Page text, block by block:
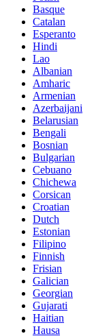
Basque
Catalan
Esperanto
Hindi
Lao
Albanian
Amharic
Armenian
Azerbaijani
Belarusian
Bengali
Bosnian
Bulgarian
Cebuano
Chichewa
Corsican
Croatian
Dutch
Estonian
Filipino
Finnish
Frisian
Galician
Georgian
Gujarati
Haitian
Hausa